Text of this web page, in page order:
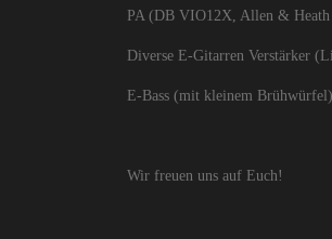
PA (DB VIO12X, Allen &
Diverse E-Gitarren Verstärker
E-Bass (mit kleinem Brühwürfel)
Wir freuen uns auf Euch!